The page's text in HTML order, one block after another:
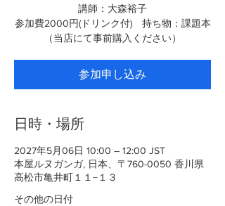
講師：大森裕子
参加費2000円(ドリンク付) 持ち物：課題本
（当店にて事前購入ください）
参加申し込み
日時・場所
2027年5月06日 10:00 – 12:00 JST
本屋ルヌガンガ, 日本、〒760-0050 香川県
高松市亀井町１１−１３
その他の日付